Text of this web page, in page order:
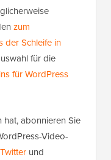
zum
der Schleife in
für die
für WordPress
hat, abonnieren Sie
Video-
Twitter und